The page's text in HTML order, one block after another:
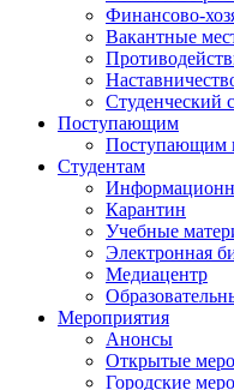
Финансово-
Вакантные
Студенческий
Поступающим
Поступающим
Студентам
Карантин
Учебные
Электронная
Медиацентр
Мероприятия
Анонсы
Открытые
Городские